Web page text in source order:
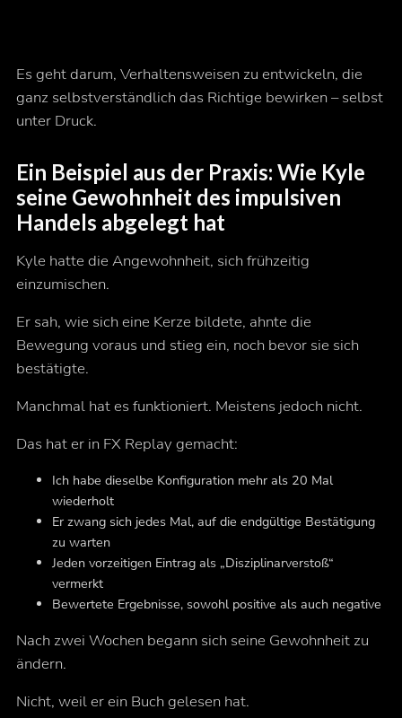
Es geht darum, Verhaltensweisen zu entwickeln, die
ganz selbstverständlich das Richtige bewirken – selbst
unter Druck.
Ein Beispiel aus der Praxis: Wie Kyle
seine Gewohnheit des impulsiven
Handels abgelegt hat
Kyle hatte die Angewohnheit, sich frühzeitig
einzumischen.
Er sah, wie sich eine Kerze bildete, ahnte die
Bewegung voraus und stieg ein, noch bevor sie sich
bestätigte.
Manchmal hat es funktioniert. Meistens jedoch nicht.
Das hat er in FX Replay gemacht:
Ich habe dieselbe Konfiguration mehr als 20 Mal
wiederholt
Er zwang sich jedes Mal, auf die endgültige Bestätigung
zu warten
Jeden vorzeitigen Eintrag als „Disziplinarverstoß“
vermerkt
Bewertete Ergebnisse, sowohl positive als auch negative
Nach zwei Wochen begann sich seine Gewohnheit zu
ändern.
Nicht, weil er ein Buch gelesen hat.